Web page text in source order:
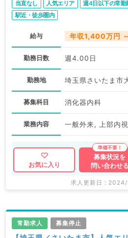
当直なし 人気エリア 週4日以下の常勤
駅近・徒歩圏内
給与 年収1,400万円
勤務日数 週4.00日
勤務地 埼玉県さいたま市
募集科目 消化器内科
業務内容 一般外来, 上部内
お気に入り
募集状況を
問い合わせる
求人更新日 :
常勤求人 募集停止